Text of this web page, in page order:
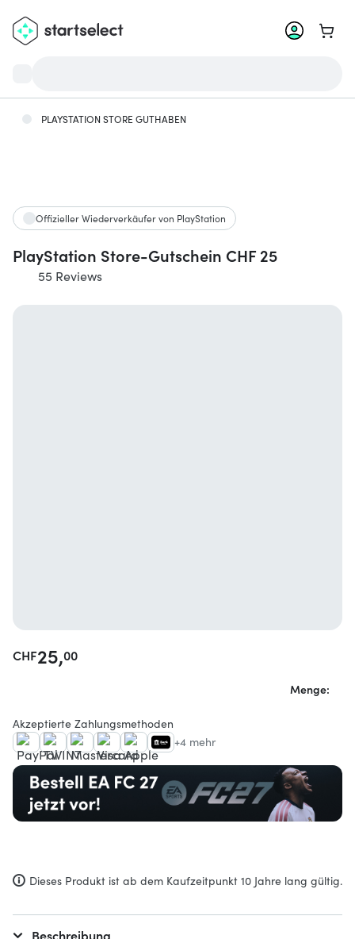
Zum
PLAYSTATION STORE GUTHABEN
Offizieller Wiederverkäufer von PlayStation
PlayStation Store-Gutschein CHF 25
55 Reviews
CHF25,00
Menge:
Akzeptierte Zahlungsmethoden
+4 mehr
Dieses Produkt ist ab dem Kaufzeitpunkt 10 Jahre lang gültig.
Beschreibung